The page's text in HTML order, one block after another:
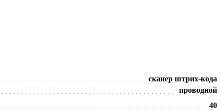
сканер штрих-кода
проводной
40